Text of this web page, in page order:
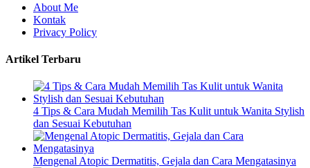
About Me
Kontak
Privacy Policy
Artikel Terbaru
4 Tips & Cara Mudah Memilih Tas Kulit untuk Wanita Stylish
dan Sesuai Kebutuhan
Mengenal Atopic Dermatitis, Gejala dan Cara Mengatasinya